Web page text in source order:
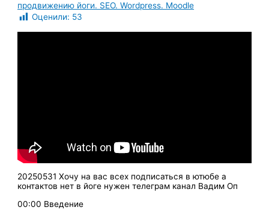
продвижению йоги. SEO. Wordpress. Moodle
Оценили: 53
20250531 Хочу на вас всех подписаться в ютюбе а
контактов нет в йоге нужен телеграм канал Вадим Оп
00:00 Введение